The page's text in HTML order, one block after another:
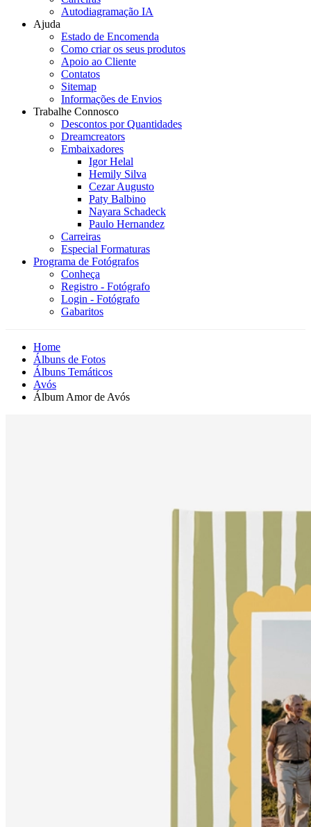
Autodiagramação IA
Ajuda
Estado de Encomenda
Como criar os seus produtos
Apoio ao Cliente
Contatos
Sitemap
Informações de Envios
Trabalhe Connosco
Descontos por Quantidades
Dreamcreators
Embaixadores
Igor Helal
Hemily Silva
Cezar Augusto
Paty Balbino
Nayara Schadeck
Paulo Hernandez
Carreiras
Especial Formaturas
Programa de Fotógrafos
Conheça
Registro - Fotógrafo
Login - Fotógrafo
Gabaritos
Home
Álbuns de Fotos
Álbuns Temáticos
Avós
Álbum Amor de Avós